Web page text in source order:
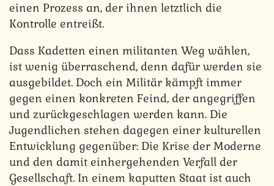
einen Prozess an, der ihnen letztlich die
Kontrolle entreißt.
Dass Kadetten einen militanten Weg wählen,
ist wenig überraschend, denn dafür werden sie
ausgebildet. Doch ein Militär kämpft immer
gegen einen konkreten Feind, der angegriffen
und zurückgeschlagen werden kann. Die
Jugendlichen stehen dagegen einer kulturellen
Entwicklung gegenüber: Die Krise der Moderne
und den damit einhergehenden Verfall der
Gesellschaft. In einem kaputten Staat ist auch